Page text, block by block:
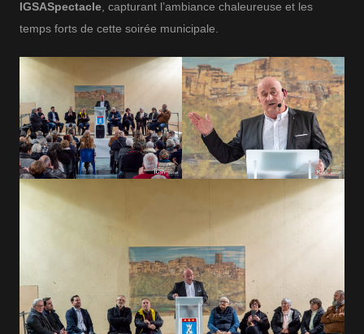
IGSASpectacle, capturant l’ambiance chaleureuse et les
temps forts de cette soirée municipale.